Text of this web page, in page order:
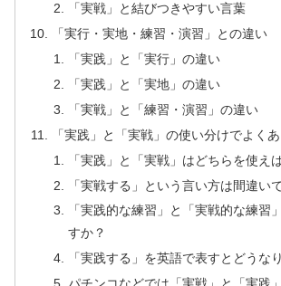
「実戦」と結びつきやすい言葉
「実行・実地・練習・演習」との違い
「実践」と「実行」の違い
「実践」と「実地」の違い
「実戦」と「練習・演習」の違い
「実践」と「実戦」の使い分けでよく
「実践」と「実戦」はどちらを使え
「実戦する」という言い方は間違い
「実践的な練習」と「実戦的な練習
すか？
「実践する」を英語で表すとどうな